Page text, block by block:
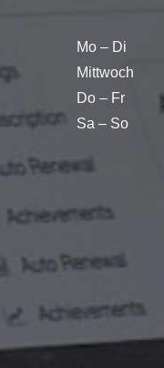
Mo – Di
Mittwoch
Do – Fr
Sa – So